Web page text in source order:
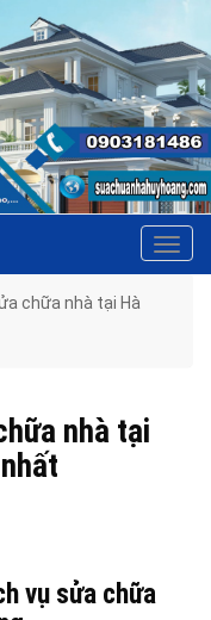
chữa nhà tại Hà
nhà tại
vụ sửa chữa